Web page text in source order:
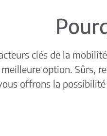
clés de la
option. Sûrs,
offrons la